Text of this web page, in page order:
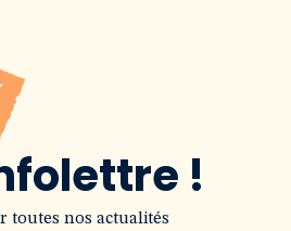
!
toutes nos actualités